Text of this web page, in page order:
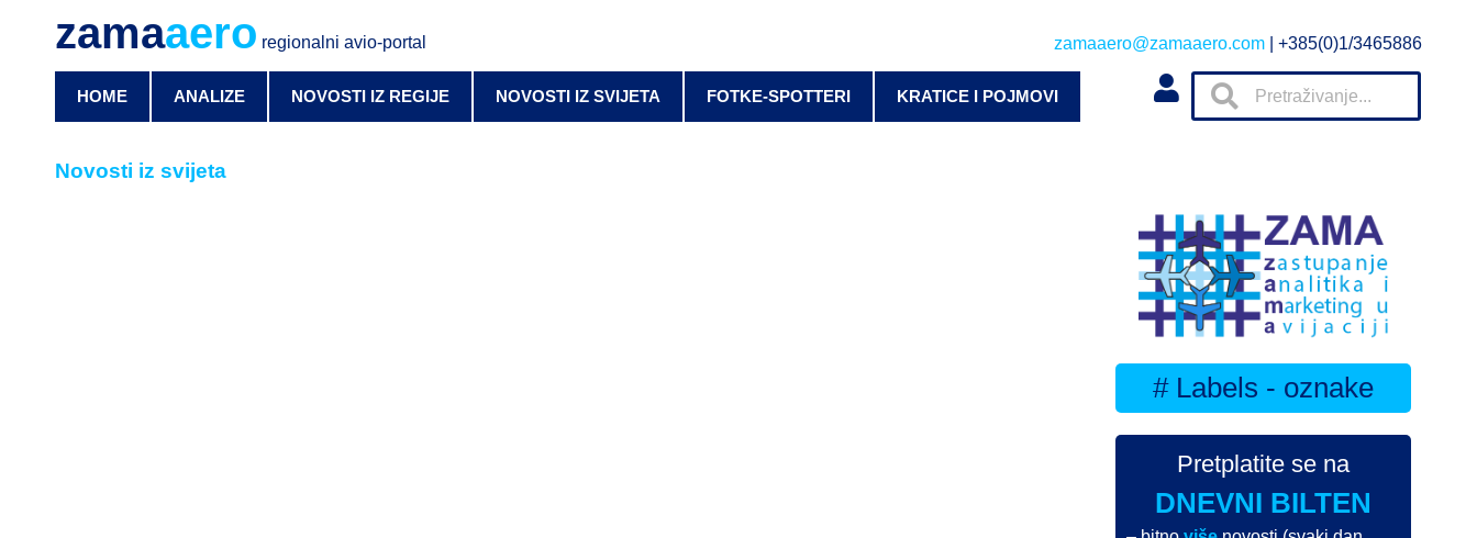
zamaaero regionalni avio-portal zamaaero@zamaaero.com | +385(0)1/3465886
HOME ANALIZE NOVOSTI IZ REGIJE NOVOSTI IZ SVIJETA FOTKE-SPOTTERI KRATICE I POJMOVI
Novosti iz svijeta
# Labels - oznake
Pretplatite se na
DNEVNI BILTEN